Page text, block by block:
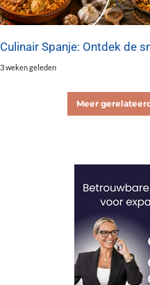
Culinair Spanje: Ontdek de
3 weken geleden
Meer